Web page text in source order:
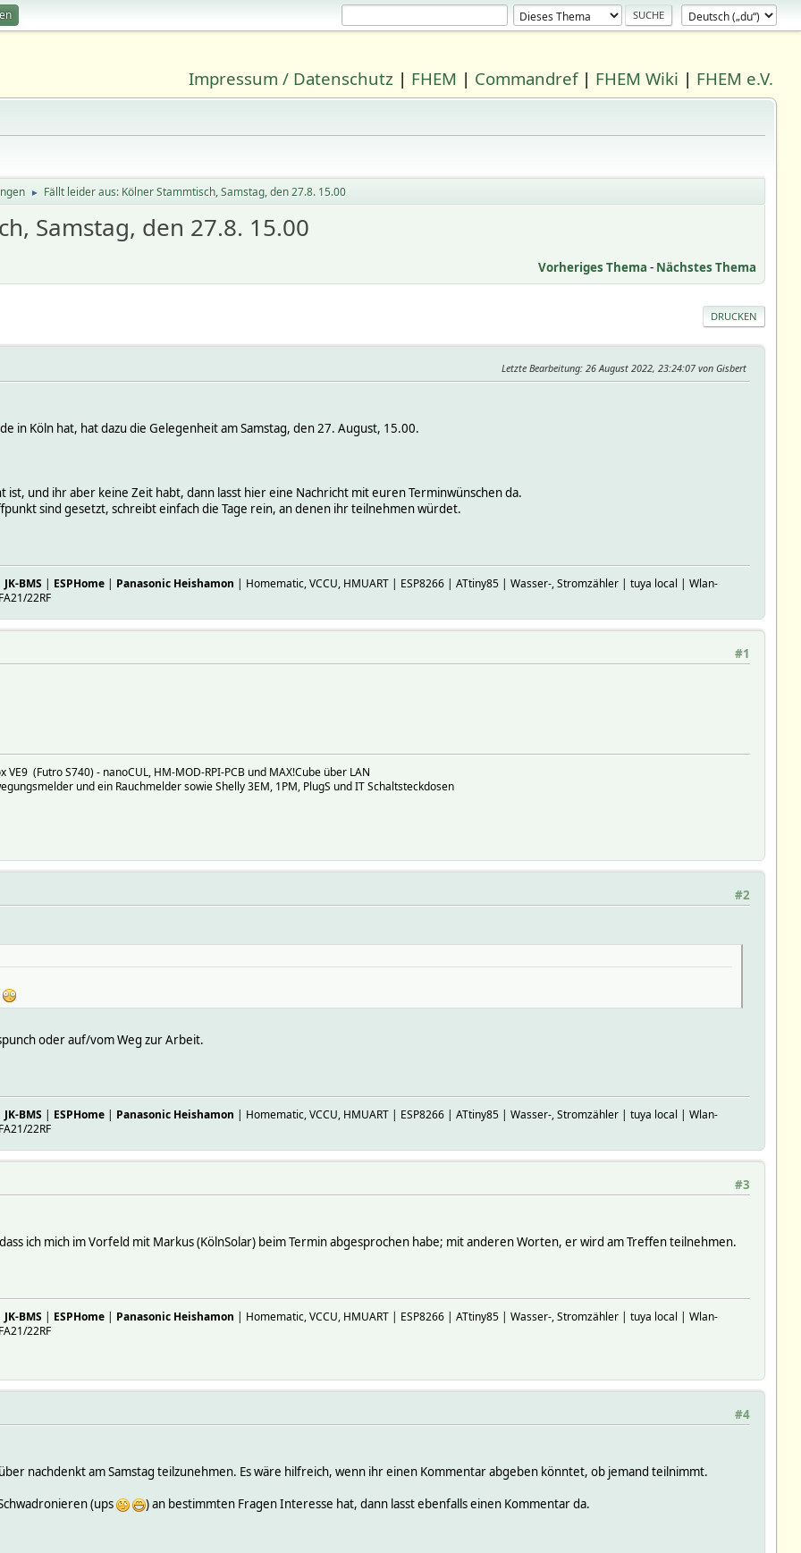
Impressum / Datenschutz | FHEM | Commandref| FHEM Wiki | FHEM e.V.
► Fällt leider aus: Kölner Stammtisch, Samstag, den 27.8. 15.00
Samstag, den 27.8. 15.00
Vorheriges Thema - Nächstes Thema
DRUCKEN
Letzte Bearbeitung: 26 August 2022, 23:24:07 von Gisbert
in Köln hat, hat dazu die Gelegenheit am Samstag, den 27. August, 15.00.
ist, und ihr aber keine Zeit habt, dann lasst hier eine Nachricht mit euren Terminwünschen da.
sind gesetzt, schreibt einfach die Tage rein, an denen ihr teilnehmen würdet.
JK-BMS | ESPHome| Panasonic Heishamon | Homematic, VCCU, HMUART | ESP8266 | ATtiny85 | Wasser-, Stromzähler | tuya local | Wlan-
22RF
#1
(Futro S740) - nanoCUL, HM-MOD-RPI-PCB und MAX!Cube über LAN
und ein Rauchmelder sowie Shelly 3EM, 1PM, PlugS und IT Schaltsteckdosen
#2
oder auf/vom Weg zur Arbeit.
JK-BMS | ESPHome| Panasonic Heishamon | Homematic, VCCU, HMUART | ESP8266 | ATtiny85 | Wasser-, Stromzähler | tuya local | Wlan-
22RF
#3
ich mich im Vorfeld mit Markus (KölnSolar) beim Termin abgesprochen habe; mit anderen Worten, er wird am Treffen teilnehmen.
JK-BMS | ESPHome| Panasonic Heishamon | Homematic, VCCU, HMUART | ESP8266 | ATtiny85 | Wasser-, Stromzähler | tuya local | Wlan-
22RF
#4
nachdenkt am Samstag teilzunehmen. Es wäre hilfreich, wenn ihr einen Kommentar abgeben könntet, ob jemand teilnimmt.
(ups
) an bestimmten Fragen Interesse hat, dann lasst ebenfalls einen Kommentar da.